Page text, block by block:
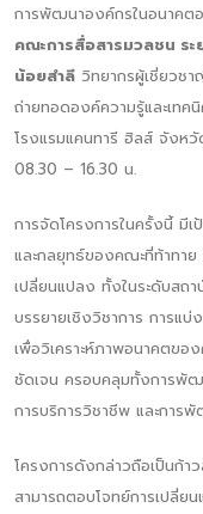
การพัฒนาองค์กรในอนาคต
คณะการสื่อสารมวลชน ระ
น้อยสำลี วิทยากรผู้เชี่ยวช
ถ่ายทอดองค์ความรู้และเท
โรงแรมแคนทารี ฮิลส์ จังห
08.30 – 16.30 น.
การจัดโครงการในครั้งนี้ มี
และกลยุทธ์ของคณะที่ท้าทา
เปลี่ยนแปลง ทั้งในระดับสถา
บรรยายเชิงวิชาการ การแ
เพื่อวิเคราะห์ภาพอนาคตข
ชัดเจน ครอบคลุมทั้งการพัฒ
การบริการวิชาชีพ และการ
โครงการดังกล่าวถือเป็นก้
สามารถตอบโจทย์การเปลี่ย